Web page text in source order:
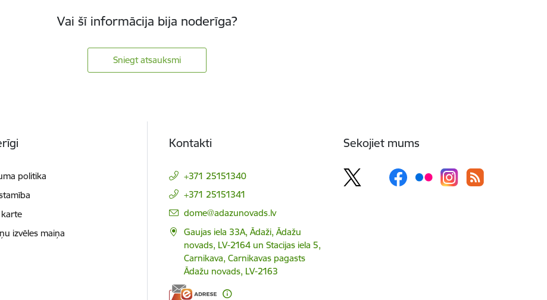
Vai šī informācija bija noderīga?
Sniegt atsauksmi
politika
karte
izvēles maiņa
Kontakti
+371 25151340
+371 25151341
E-pasts:
dome@adazunovads.lv
Gaujas iela 33A, Ādaži, Ādažu
novads, LV-2164 un Stacijas iela 5,
Carnikava, Carnikavas pagasts
Ādažu novads, LV-2163
Sekojiet mums